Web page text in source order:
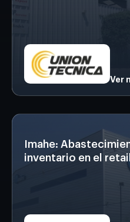
Ver
Imahe:
inventario en el